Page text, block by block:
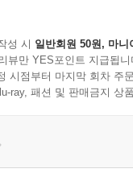
성 시 일반회원 50원, 마니
뷰만 YES포인트 지급됩니
시점부터 마지막 회차 주
ray, 패션 및 판매금지 상